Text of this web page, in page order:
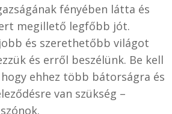
fényében látta és
megillető legfőbb jót.
és szerethetőbb világot
és erről beszélünk. Be kell
ehhez több bátorságra és
van szükség –